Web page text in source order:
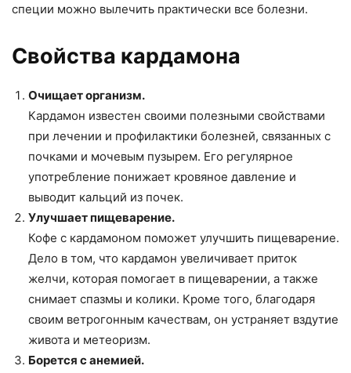
специи можно вылечить практически все болезни.
Свойства кардамона
Очищает организм.
Кардамон известен своими полезными свойствами
при лечении и профилактики болезней, связанных с
почками и мочевым пузырем. Его регулярное
употребление понижает кровяное давление и
выводит кальций из почек.
Улучшает пищеварение.
Кофе с кардамоном поможет улучшить пищеварение.
Дело в том, что кардамон увеличивает приток
желчи, которая помогает в пищеварении, а также
снимает спазмы и колики. Кроме того, благодаря
своим ветрогонным качествам, он устраняет вздутие
живота и метеоризм.
Борется с анемией.